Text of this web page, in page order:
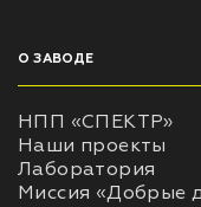
О ЗАВОДЕ
НПП «СПЕКТР»
Наши проекты
Лаборатория
Миссия «Добрые